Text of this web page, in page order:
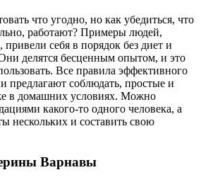
что угодно, но как убедиться, что
работают? Примеры людей,
привели себя в порядок без диет и
делятся бесценным опытом, и это
Все правила эффективного
предлагают соблюдать, простые и
в домашних условиях. Можно
какого-то одного человека, а
нескольких и составить свою
Варнавы